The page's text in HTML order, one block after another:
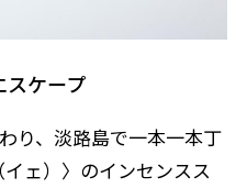
スケープ
り、淡路島で一本一本丁
ェ）〉のインセンスス